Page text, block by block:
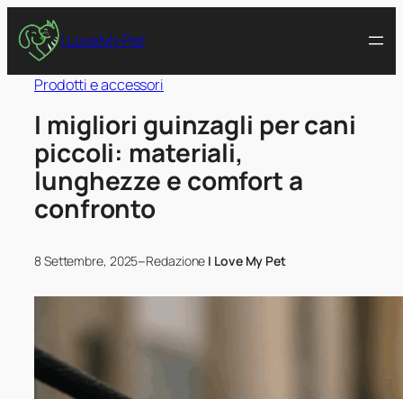
I Love My Pet
Prodotti e accessori
I migliori guinzagli per cani
piccoli: materiali,
lunghezze e comfort a
confronto
8 Settembre, 2025–Redazione I Love My Pet